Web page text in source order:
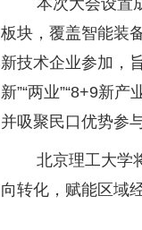
板块，覆盖智能装
新技术企业参加，
新”“两业”“8+9新
并吸聚民口优势参
北京理工大学
向转化，赋能区域